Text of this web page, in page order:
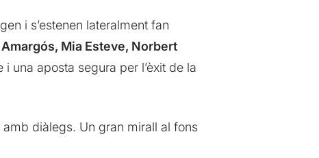
i s’estenen lateralment fan
Mia Esteve, Norbert
una aposta segura per l’èxit de la
diàlegs. Un gran mirall al fons